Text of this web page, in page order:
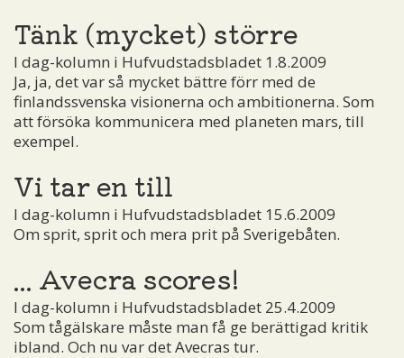
Tänk (mycket) större
I dag-kolumn i Hufvudstadsbladet 1.8.2009
Ja, ja, det var så mycket bättre förr med de
finlandssvenska visionerna och ambitionerna. Som
att försöka kommunicera med planeten mars, till
exempel.
Vi tar en till
I dag-kolumn i Hufvudstadsbladet 15.6.2009
Om sprit, sprit och mera prit på Sverigebåten.
... Avecra scores!
I dag-kolumn i Hufvudstadsbladet 25.4.2009
Som tågälskare måste man få ge berättigad kritik
ibland. Och nu var det Avecras tur.